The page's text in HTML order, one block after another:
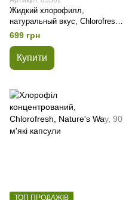
Жидкий хлорофилл,
натуральный вкус, Chlorofresh,
Nature's Way, 473 мл
699 грн
Купити
ТОП ПРОДАЖІВ